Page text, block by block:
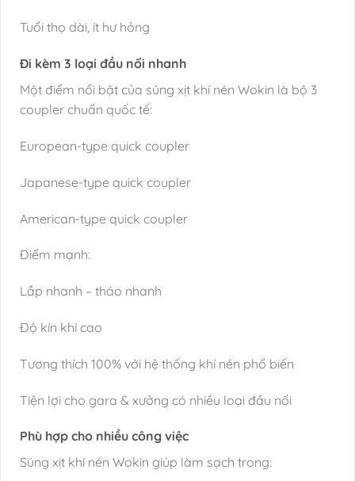
Tuổi thọ dài, ít hư hỏng
Đi kèm 3 loại đầu nối nhanh
Một điểm nổi bật của súng xịt khí nén Wokin là bộ 3
coupler chuẩn quốc tế:
European-type quick coupler
Japanese-type quick coupler
American-type quick coupler
Điểm mạnh:
Lắp nhanh – tháo nhanh
Độ kín khí cao
Tương thích 100% với hệ thống khí nén phổ biến
Tiện lợi cho gara & xưởng có nhiều loại đầu nối
Phù hợp cho nhiều công việc
Súng xịt khí nén Wokin giúp làm sạch trong: